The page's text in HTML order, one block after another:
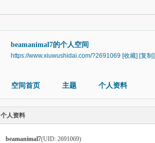
beamanimal7的个人空间
https://www.xiuwushidai.com/?2691069 [收藏] [复制]
空间首页 主题 个人资料
个人资料
beamanimal7(UID: 2691069)